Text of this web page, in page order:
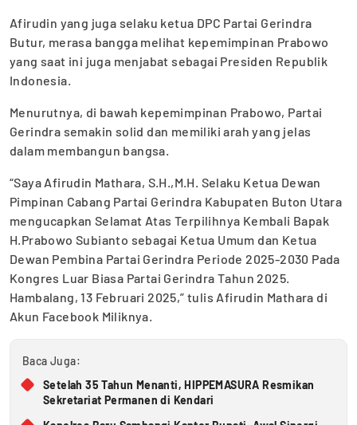
Afirudin yang juga selaku ketua DPC Partai Gerindra
Butur, merasa bangga melihat kepemimpinan Prabowo
yang saat ini juga menjabat sebagai Presiden Republik
Indonesia.
Menurutnya, di bawah kepemimpinan Prabowo, Partai
Gerindra semakin solid dan memiliki arah yang jelas
dalam membangun bangsa.
“Saya Afirudin Mathara, S.H.,M.H. Selaku Ketua Dewan
Pimpinan Cabang Partai Gerindra Kabupaten Buton Utara
mengucapkan Selamat Atas Terpilihnya Kembali Bapak
H.Prabowo Subianto sebagai Ketua Umum dan Ketua
Dewan Pembina Partai Gerindra Periode 2025-2030 Pada
Kongres Luar Biasa Partai Gerindra Tahun 2025.
Hambalang, 13 Februari 2025,” tulis Afirudin Mathara di
Akun Facebook Miliknya.
Baca Juga:
Setelah 35 Tahun Menanti, HIPPEMASURA Resmikan
Sekretariat Permanen di Kendari